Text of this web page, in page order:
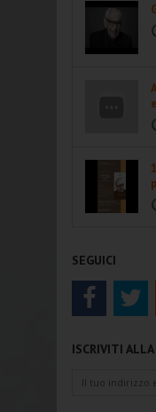
SEGUICI
ISCRIVITI